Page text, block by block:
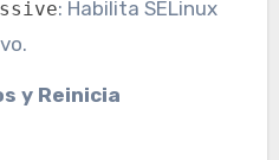
: Habilita SELinux
y Reinicia